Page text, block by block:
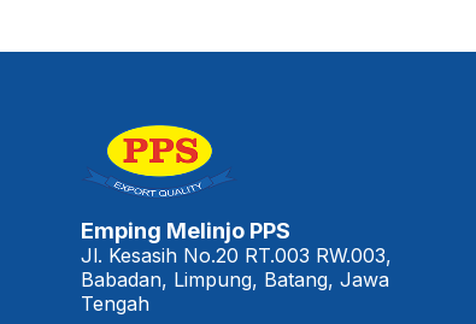
Emping Melinjo PPS
Jl. Kesasih No.20 RT.003 RW.003,
Babadan, Limpung, Batang, Jawa
Tengah